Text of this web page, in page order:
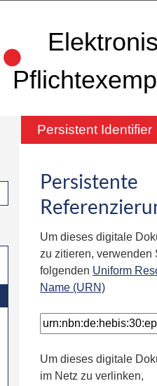
Persistent Identifier
Persistente
Um dieses digitale
zu zitieren, verwenden
folgenden Uniform
Name (URN)
Um dieses digitale
im Netz zu verlinken,